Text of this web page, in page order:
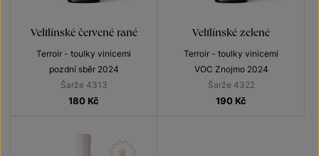
Veltlínské červené rané
Terroir - toulky vinicemi
pozdní sběr 2024
Šarže 4313
180 Kč
Veltlínské zelené
Terroir - toulky vinicemi
VOC Znojmo 2024
Šarže 4322
190 Kč